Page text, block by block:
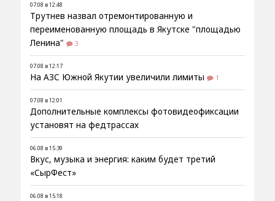
07.08 в 12:48
Трутнев назвал отремонтированную и
переименованную площадь в Якутске "площадью
Ленина"
3
07.08 в 12:17
На АЗС Южной Якутии увеличили лимиты 1
07.08 в 12:01
Дополнительные комплексы фотовидеофиксации
установят на федтрассах
06.08 в 15:39
Вкус, музыка и энергия: каким будет третий
«СырФест»
06.08 в 15:18